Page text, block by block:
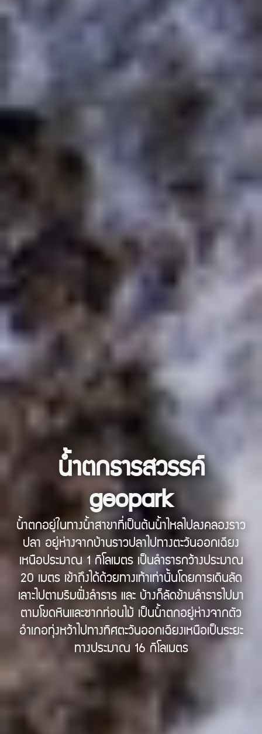
น้ำตกธารสวรรค์
geopark
น้ำตกอยู่ในทางน้ำสาขาที่เป็นต้นน้ำไหลไปลงคลองราว
ปลา อยู่ห่างจากบ้านราวปลาไปทางตะวันออกเฉียง
เหนือประมาณ 1 กิโลเมตร เป็นลำธารกว้างประมาณ
20 เมตร เข้าถึงได้ด้วยทางเท้าเท่านั้นโดยการเดินลัด
เลาะไปตามริมฝั่งลำธาร และ บ้างก็ลัดข้ามลำธารไปมา
ตามโขดหินและซากท่อนไม้ เป็นน้ำตกอยู่ห่างจากตัว
อำเภอทุ่งหว้าไปทางทิศตะวันออกเฉียงเหนือเป็นระยะ
ทางประมาณ 16 กิโลเมตร